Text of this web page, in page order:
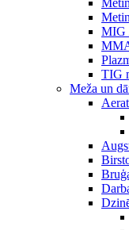
MIG
TIG
Meža un